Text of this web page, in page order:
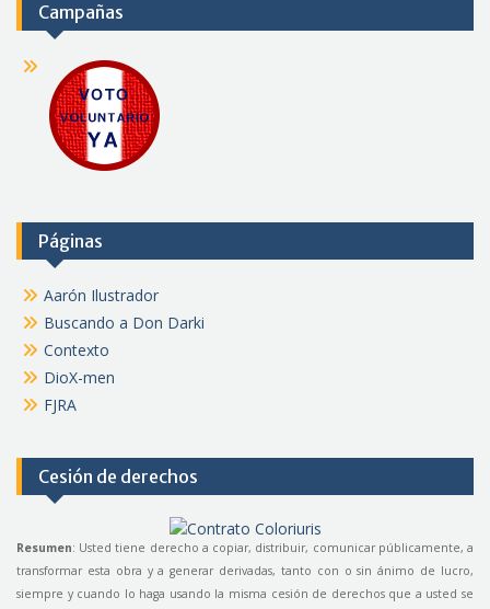
Campañas
Páginas
Aarón Ilustrador
Buscando a Don Darki
Contexto
DioX-men
FJRA
Cesión de derechos
Resumen: Usted tiene derecho a copiar, distribuir, comunicar públicamente, a
transformar esta obra y a generar derivadas, tanto con o sin ánimo de lucro,
siempre y cuando lo haga usando la misma cesión de derechos que a usted se